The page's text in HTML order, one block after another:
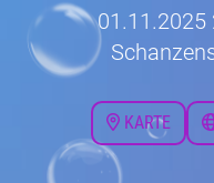
KARTE